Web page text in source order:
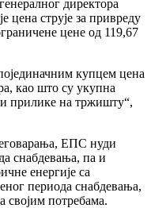
директора
цена струје за привреду
цене од 119,67
купцем цена
као што су укупна
прилике на тржишту“,
ЕПС нуди
снабдевања, па и
енергије са
периода снабдевања,
својим потребама.